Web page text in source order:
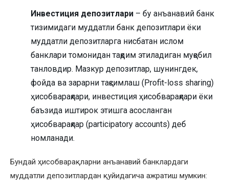
Инвестиция депозитлари – бу анъанавий банк
тизимидаги муддатли банк депозитлари ёки
муддатли депозитларга нисбатан ислом
банклари томонидан тақдим этиладиган муқобил
танловдир. Мазкур депозитлар, шунингдек,
фойда ва зарарни тақсимлаш (Profit-loss sharing)
ҳисобварақлари, инвестиция ҳисобварақлари ёки
баъзида иштирок этишга асосланган
ҳисобварақлар (participatory accounts) деб
номланади.
Бундай ҳисобварақларни анъанавий банклардаги
муддатли депозитлардан қуйидагича ажратиш мумкин: